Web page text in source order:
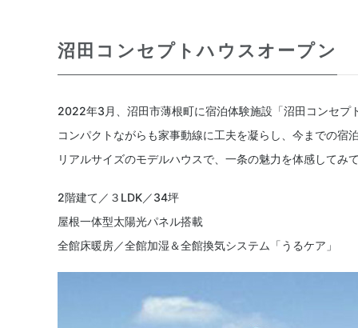
沼田コンセプトハウスオープン
2022年3月、沼田市薄根町に宿泊体験施設「沼田コンセプ
コンパクトながらも家事動線に工夫を凝らし、今までの
リアルサイズのモデルハウスで、一条の魅力を体感してみ
2階建て／３LDK／34坪
屋根一体型太陽光パネル搭載
全館床暖房／全館加湿＆全館換気システム「うるケア」